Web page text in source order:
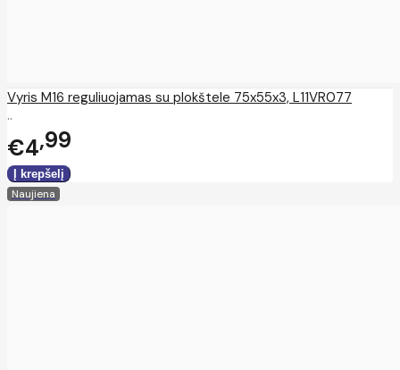
Vyris M16 reguliuojamas su plokštele 75x55x3, L11VR077
..
€4 99
Naujiena